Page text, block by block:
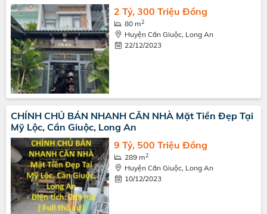
2 Tỷ, 300 Triệu Đồng
80 m2
Huyện Cần Giuộc, Long An
22/12/2023
CHÍNH CHỦ BÁN NHANH CĂN NHÀ Mặt Tiền Đẹp Tại
Mỹ Lộc, Cần Giuộc, Long An
9 Tỷ, 500 Triệu Đồng
289 m2
Huyện Cần Giuộc, Long An
10/12/2023